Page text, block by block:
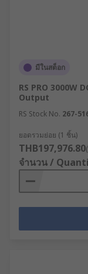
มีในสต็อก
RS PRO 3000W
Output
RS Stock No. 267-
ยอดรวมย่อย (1 ชิ้น)
THB197,976.80
จำนวน /